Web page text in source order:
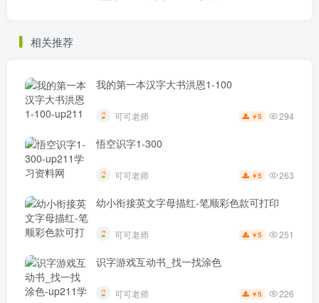
相关推荐
我的第一本汉字大书洪恩1-100
可可老师 ￥5 294
悟空识字1-300
可可老师 ￥5 263
幼小衔接英文字母描红-笔顺彩色款可打印
可可老师 ￥5 251
识字游戏互动书_找一找涂色
可可老师 ￥5 226